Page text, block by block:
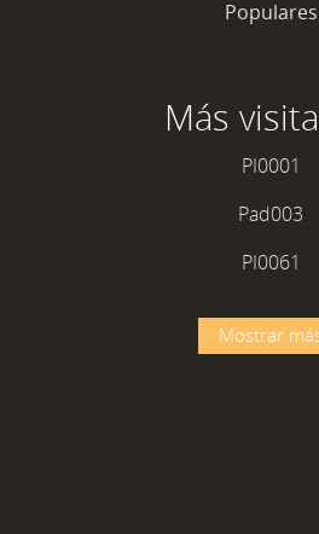
Populares
Más
PI0001
Pad003
PI0061
Mostrar